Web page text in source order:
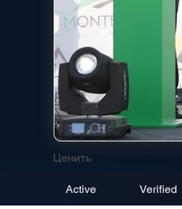
Ценить
Active Verified